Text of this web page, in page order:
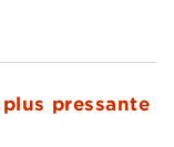
pressante